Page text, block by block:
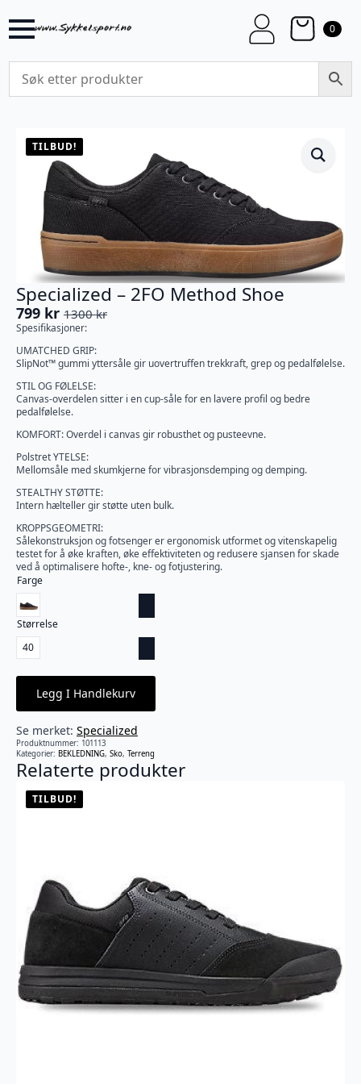
0
TILBUD!
Specialized – 2FO Method Shoe
1300kr
Opprinnelig
pris
var:
1300 kr.
799 kr
Nåværende
pris
er:
799 kr.
Spesifikasjoner:
UMATCHED GRIP:
SlipNot™ gummi yttersåle gir uovertruffen trekkraft, grep og pedalfølelse.
STIL OG FØLELSE:
Canvas-overdelen sitter i en cup-såle for en lavere profil og bedre
pedalfølelse.
KOMFORT: Overdel i canvas gir robusthet og pusteevne.
Polstret YTELSE:
Mellomsåle med skumkjerne for vibrasjonsdemping og demping.
STEALTHY STØTTE:
Intern hælteller gir støtte uten bulk.
KROPPSGEOMETRI:
Sålekonstruksjon og fotsenger er ergonomisk utformet og vitenskapelig
testet for å øke kraften, øke effektiviteten og redusere sjansen for skade
ved å optimalisere hofte-, kne- og fotjustering.
Farge
Størrelse
40
Legg I Handlekurv
Se merket: Specialized
Produktnummer: 101113
Kategorier: BEKLEDNING, Sko, Terreng
Relaterte produkter
TILBUD!